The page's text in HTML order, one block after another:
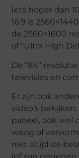
Iets hoger dan
16:9 is
de 2560×1600
of “Ultra High
De “8K”
televisies en
Er zijn ook
video’s
paneel, ook wel
wazig of
niet altijd de